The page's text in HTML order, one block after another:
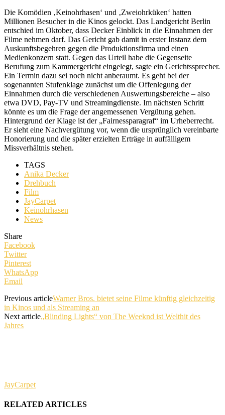
Die Komödien ‚Keinohrhasen‘ und ‚Zweiohrküken‘ hatten
Millionen Besucher in die Kinos gelockt. Das Landgericht Berlin
entschied im Oktober, dass Decker Einblick in die Einnahmen der
Filme nehmen darf. Das Gericht gab damit in erster Instanz dem
Auskunftsbegehren gegen die Produktionsfirma und einen
Medienkonzern statt. Gegen das Urteil habe die Gegenseite
Berufung zum Kammergericht eingelegt, sagte ein Gerichtssprecher.
Ein Termin dazu sei noch nicht anberaumt. Es geht bei der
sogenannten Stufenklage zunächst um die Offenlegung der
Einnahmen durch die verschiedenen Auswertungsbereiche – also
etwa DVD, Pay-TV und Streamingdienste. Im nächsten Schritt
könnte es um die Frage der angemessenen Vergütung gehen.
Hintergrund der Klage ist der „Fairnessparagraf“ im Urheberrecht.
Er sieht eine Nachvergütung vor, wenn die ursprünglich vereinbarte
Honorierung und die später erzielten Erträge in auffälligem
Missverhältnis stehen.
TAGS
Anika Decker
Drehbuch
Film
JayCarpet
Keinohrhasen
News
Share
Facebook
Twitter
Pinterest
WhatsApp
Email
Previous articleWarner Bros. bietet seine Filme künftig gleichzeitig
in Kinos und als Streaming an
Next article„Blinding Lights“ von The Weeknd ist Welthit des
Jahres
JayCarpet
RELATED ARTICLES